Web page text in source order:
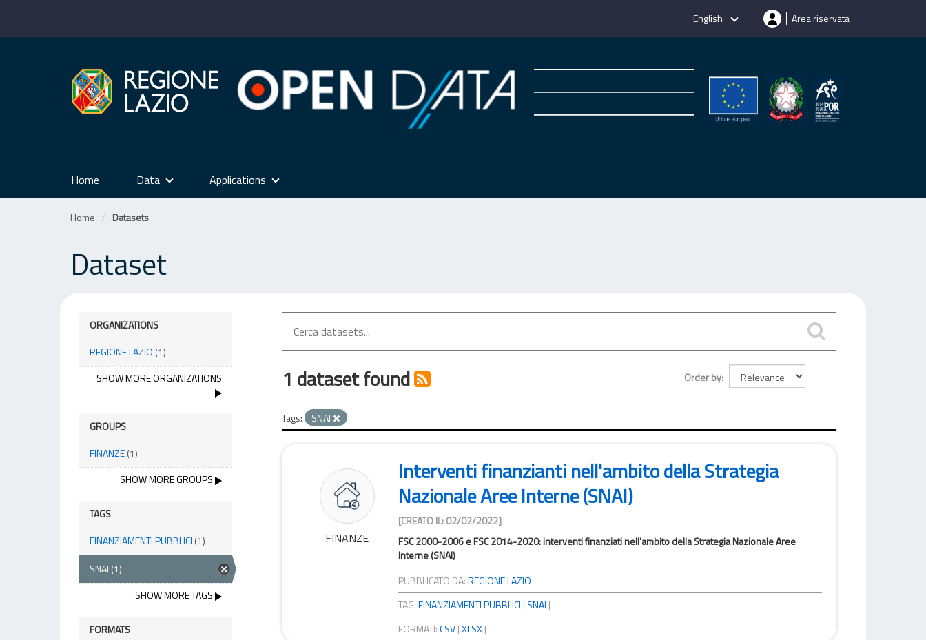
English Area riservata
Home Data Applications
Home Datasets
Dataset
ORGANIZATIONS
REGIONE LAZIO (1)
SHOW MORE ORGANIZATIONS
GROUPS
FINANZE(1)
SHOW MORE GROUPS
TAGS
FINANZIAMENTI PUBBLICI (1)
SNAI (1)
SHOW MORE TAGS
FORMATS
Order by
1 dataset found
Tags: SNAI
FINANZE
Interventi finanzianti nell'ambito della Strategia
Nazionale Aree Interne (SNAI)
[CREATO IL: 02/02/2022]
FSC 2000-2006 e FSC 2014-2020: interventi finanziati nell'ambito della Strategia Nazionale Aree
Interne (SNAI)
PUBBLICATO DA:REGIONE LAZIO
TAG:FINANZIAMENTI PUBBLICI | SNAI |
FORMATI:CSV |XLSX |